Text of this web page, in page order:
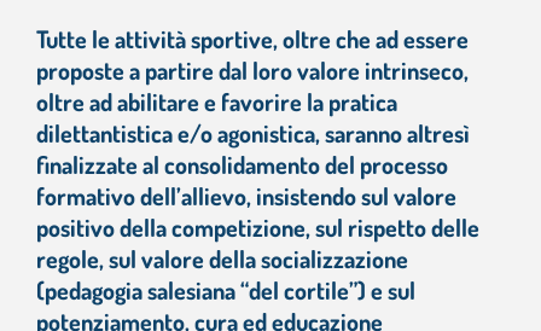
Tutte le attività sportive, oltre che ad essere
proposte a partire dal loro valore intrinseco,
oltre ad abilitare e favorire la pratica
dilettantistica e/o agonistica, saranno altresì
finalizzate al consolidamento del processo
formativo dell’allievo, insistendo sul valore
positivo della competizione, sul rispetto delle
regole, sul valore della socializzazione
(pedagogia salesiana “del cortile”) e sul
potenziamento, cura ed educazione